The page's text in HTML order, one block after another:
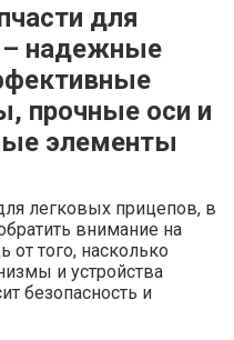
для
– надежные
прочные оси и
элементы
легковых прицепов, в
внимание на
от того, насколько
и устройства
безопасность и